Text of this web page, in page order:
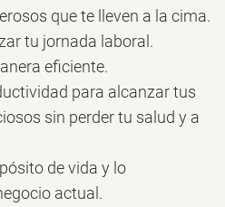
que te lleven a la cima.
tu jornada laboral.
eficiente.
para alcanzar tus
sin perder tu salud y a
de vida y lo
actual.